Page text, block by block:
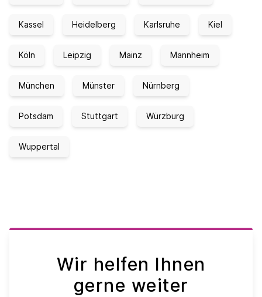
Kassel Heidelberg Karlsruhe Kiel
Köln Leipzig Mainz Mannheim
München Münster Nürnberg
Potsdam Stuttgart Würzburg
Wuppertal
Wir helfen Ihnen
gerne weiter